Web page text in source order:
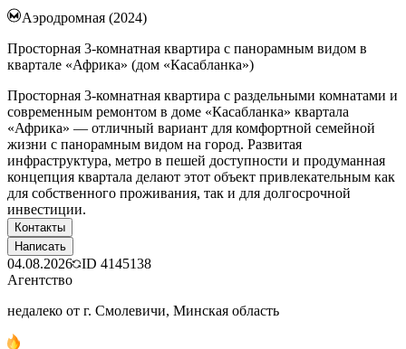
Аэродромная (2024)
Просторная 3-комнатная квартира с панорамным видом в
квартале «Африка» (дом «Касабланка»)
Просторная 3-комнатная квартира с раздельными комнатами и
современным ремонтом в доме «Касабланка» квартала
«Африка» — отличный вариант для комфортной семейной
жизни с панорамным видом на город. Развитая
инфраструктура, метро в пешей доступности и продуманная
концепция квартала делают этот объект привлекательным как
для собственного проживания, так и для долгосрочной
инвестиции.
Контакты
Написать
04.08.2026 ID 4145138
Агентство
недалеко от г. Смолевичи, Минская область